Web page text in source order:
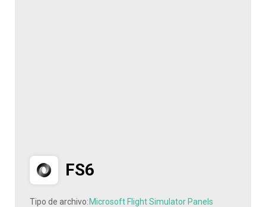
FS6
Tipo de archivo: Microsoft Flight Simulator Panels